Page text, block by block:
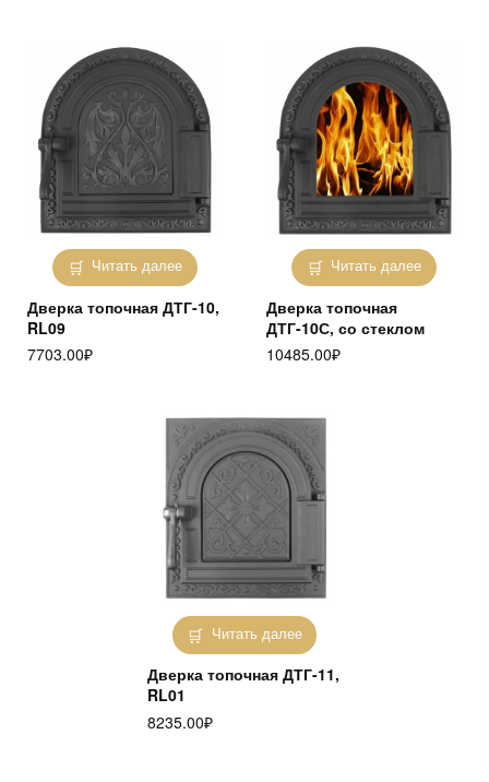
Читать далее
Дверка топочная ДТГ-10,
RL09
7703.00₽
Читать далее
Дверка топочная
ДТГ-10С, со стеклом
10485.00₽
Читать далее
Дверка топочная ДТГ-11,
RL01
8235.00₽